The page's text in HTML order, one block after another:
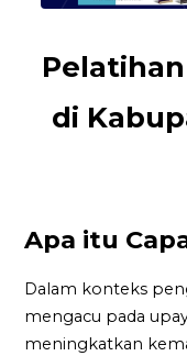
di
Apa itu
Dalam konteks
mengacu pada
meningkatkan